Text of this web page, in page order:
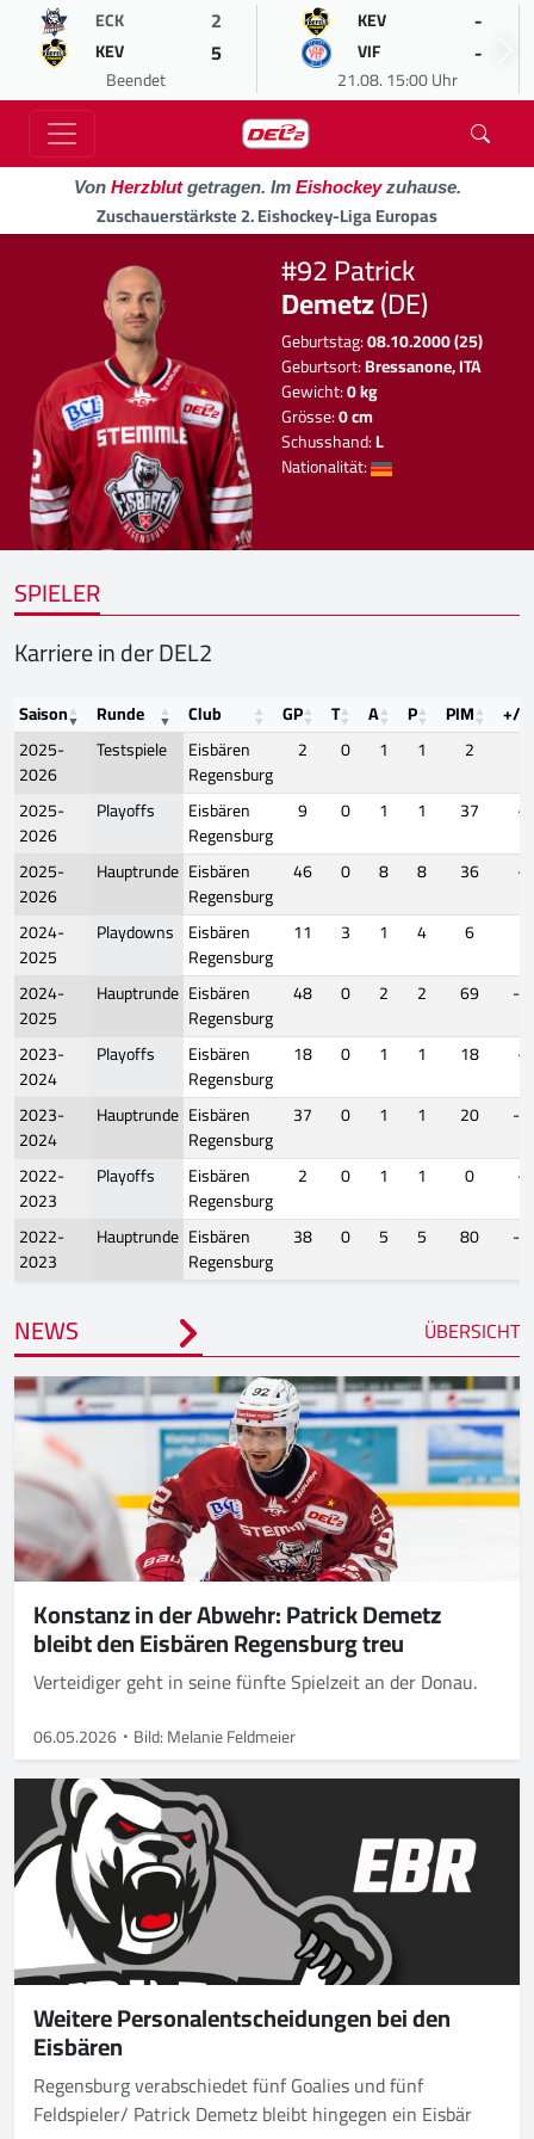
ECK 2
KEV 5
Beendet
KEV -
VIF -
21.08. 15:00 Uhr
Von Herzblutgetragen. Im Eishockeyzuhause.
Zuschauerstärkste 2. Eishockey-Liga Europas
#92 Patrick
Demetz(DE)
Geburtstag:08.10.2000 (25)
Geburtsort:Bressanone, ITA
Gewicht:0 kg
Grösse:0 cm
Schusshand:L
Nationalität:
SPIELER
Karriere in der DEL2
Saison Runde Club GP T A P PIM
+/-
2025-
2026
Testspiele
Eisbären
Regensburg
2 0 1 1 2
2025-
2026
Playoffs
Eisbären
Regensburg
9 0 1 1 37
-7
2025-
2026
Hauptrunde Eisbären
Regensburg
46 0 8 8 36
-5
2024-
2025
Playdowns Eisbären
Regensburg
11 3 1 4 6
2024-
2025
Hauptrunde Eisbären
Regensburg
48 0 2 2 69
-
2023-
2024
Playoffs
Eisbären
Regensburg
18 0 1 1 18
-4
2023-
2024
Hauptrunde Eisbären
Regensburg
37 0 1 1 20
-
2022-
2023
Playoffs
Eisbären
Regensburg
2 0 1 1 0
-1
2022-
2023
Hauptrunde Eisbären
Regensburg
38 0 5 5 80 -
NEWS ÜBERSICHT
Konstanz in der Abwehr: Patrick Demetz
bleibt den Eisbären Regensburg treu
Verteidiger geht in seine fünfte Spielzeit an der Donau.
06.05.2026 Bild: Melanie Feldmeier
Weitere Personalentscheidungen bei den
Eisbären
Regensburg verabschiedet fünf Goalies und fünf
Feldspieler/ Patrick Demetz bleibt hingegen ein Eisbär